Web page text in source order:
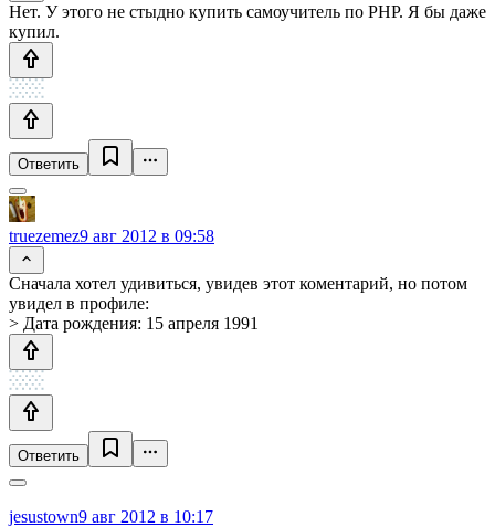
Нет. У этого не стыдно купить самоучитель по PHP. Я бы даже
купил.
Ответить
truezemez9 авг 2012 в 09:58
Сначала хотел удивиться, увидев этот коментарий, но потом
увидел в профиле:
> Дата рождения: 15 апреля 1991
Ответить
jesustown9 авг 2012 в 10:17